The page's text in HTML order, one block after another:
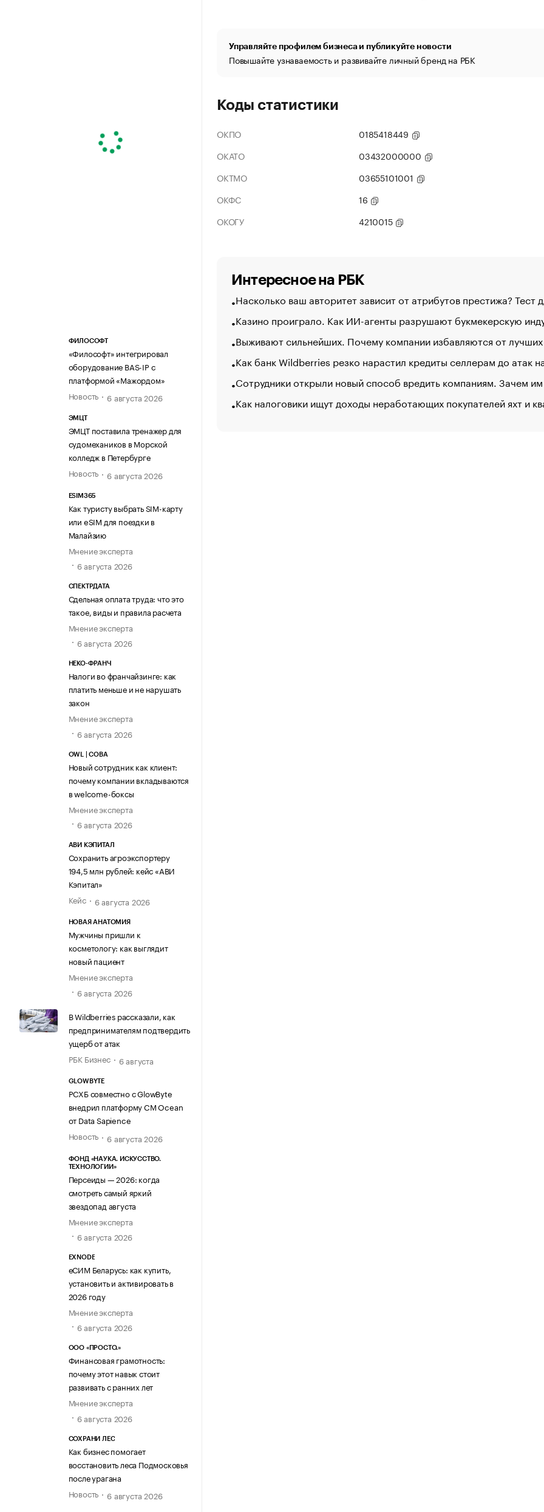
ФИЛОСОФТ
«Философт» интегрировал
оборудование BAS-IP с
платформой «Мажордом»
Новость
6 августа 2026
ЭМЦТ
ЭМЦТ поставила тренажер для
судомехаников в Морской
колледж в Петербурге
Новость
6 августа 2026
ESIM365
Как туристу выбрать SIM-карту
или eSIM для поездки в
Малайзию
Мнение эксперта
6 августа 2026
СПЕКТРДАТА
Сдельная оплата труда: что это
такое, виды и правила расчета
Мнение эксперта
6 августа 2026
НЕКО-ФРАНЧ
Налоги во франчайзинге: как
платить меньше и не нарушать
закон
Мнение эксперта
6 августа 2026
OWL | СОВА
Новый сотрудник как клиент:
почему компании вкладываются
в welcome-боксы
Мнение эксперта
6 августа 2026
АВИ КЭПИТАЛ
Сохранить агроэкспортеру
194,5 млн рублей: кейс «АВИ
Кэпитал»
Кейс
6 августа 2026
НОВАЯ АНАТОМИЯ
Мужчины пришли к
косметологу: как выглядит
новый пациент
Мнение эксперта
6 августа 2026
В Wildberries рассказали, как
предпринимателям подтвердить
ущерб от атак
РБК Бизнес
6 августа
GLOWBYTE
РСХБ совместно с GlowByte
внедрил платформу CM Ocean
от Data Sapience
Новость
6 августа 2026
ФОНД «НАУКА. ИСКУССТВО.
ТЕХНОЛОГИИ»
Персеиды — 2026: когда
смотреть самый яркий
звездопад августа
Мнение эксперта
6 августа 2026
EXNODE
еСИМ Беларусь: как купить,
установить и активировать в
2026 году
Мнение эксперта
6 августа 2026
ООО «ПРОСТО.»
Финансовая грамотность:
почему этот навык стоит
развивать с ранних лет
Мнение эксперта
6 августа 2026
СОХРАНИ ЛЕС
Как бизнес помогает
восстановить леса Подмосковья
после урагана
Новость
6 августа 2026
Управляйте профилем бизнеса и публикуйте новости
Повышайте узнаваемость и развивайте личный бренд на РБК
Коды статистики
ОКПО
0185418449
ОКАТО
03432000000
ОКТМО
03655101001
ОКФС
16
ОКОГУ
4210015
Интересное на РБК
Насколько ваш авторитет зависит от атрибутов престижа? Тест
Казино проиграло. Как ИИ-агенты разрушают букмекерскую
Выживают сильнейших. Почему компании избавляются от лучших
Как банк Wildberries резко нарастил кредиты селлерам до атак
Сотрудники открыли новый способ вредить компаниям. Зачем
Как налоговики ищут доходы неработающих покупателей яхт и